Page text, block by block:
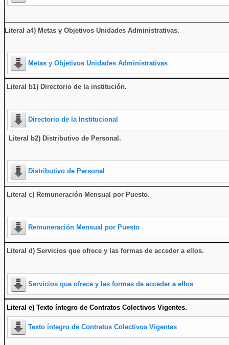
Literal a4) Metas y Objetivos Unidades Administrativas.
Metas y Objetivos Unidades Administrativas
Literal b1) Directorio de la institución.
Directorio de la Institucional
Literal b2) Distributivo de Personal.
Distributivo de Personal
Literal c) Remuneración Mensual por Puesto.
Remuneración Mensual por Puesto
Literal d) Servicios que ofrece y las formas de acceder a ellos.
Servicios que ofrece y las formas de acceder a ellos
Literal e) Texto íntegro de Contratos Colectivos Vigentes.
Texto íntegro de Contratos Colectivos Vigentes